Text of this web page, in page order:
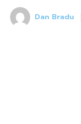
Dan Bradu